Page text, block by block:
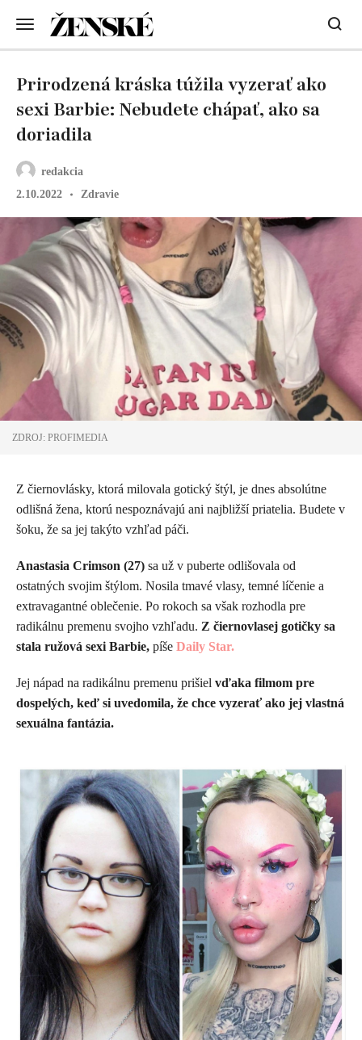
redakcia
2.10.2022
Zdravie
Prirodzená kráska túžila vyzerať ako
sexi Barbie: Nebudete chápať, ako sa
doriadila
ZDROJ: PROFIMEDIA
Z čiernovlásky, ktorá milovala gotický štýl, je dnes absolútne
odlišná žena, ktorú nespoznávajú ani najbližší priatelia. Budete v
šoku, že sa jej takýto vzhľad páči.
Anastasia Crimson (27) sa už v puberte odlišovala od
ostatných svojim štýlom. Nosila tmavé vlasy, temné líčenie a
extravagantné oblečenie. Po rokoch sa však rozhodla pre
radikálnu premenu svojho vzhľadu. Z čiernovlasej gotičky sa
stala ružová sexi Barbie, píše Daily Star.
Jej nápad na radikálnu premenu prišiel vďaka filmom pre
dospelých, keď si uvedomila, že chce vyzerať ako jej vlastná
sexuálna fantázia.